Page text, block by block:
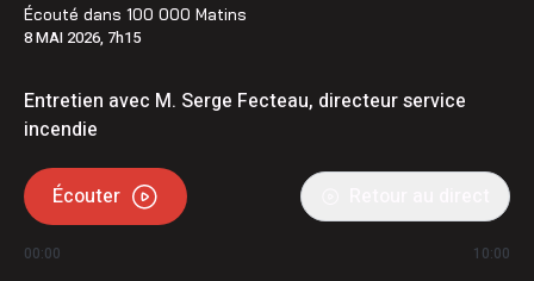
Écouté dans 100 000 Matins
8 MAI 2026, 7h15
Entretien avec M. Serge Fecteau, directeur service
incendie
Écouter
00:00 10:00